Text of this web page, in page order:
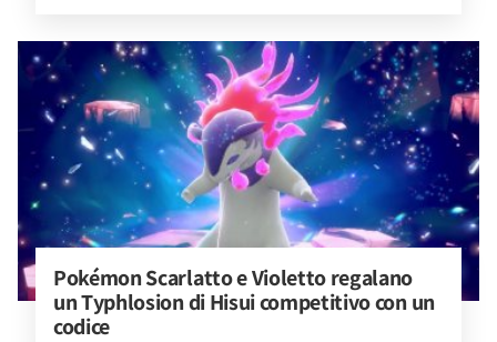
Pokémon Scarlatto e Violetto regalano
un Typhlosion di Hisui competitivo con un
codice